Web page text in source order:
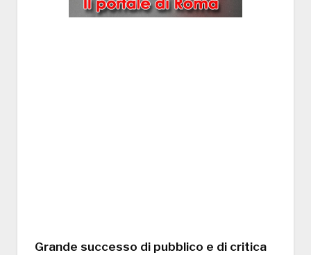
Grande successo di pubblico e di critica